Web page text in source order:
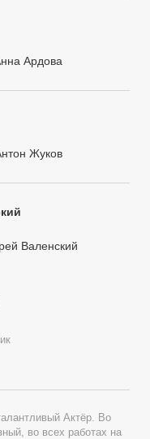
Актёр. Во
во всех работах на